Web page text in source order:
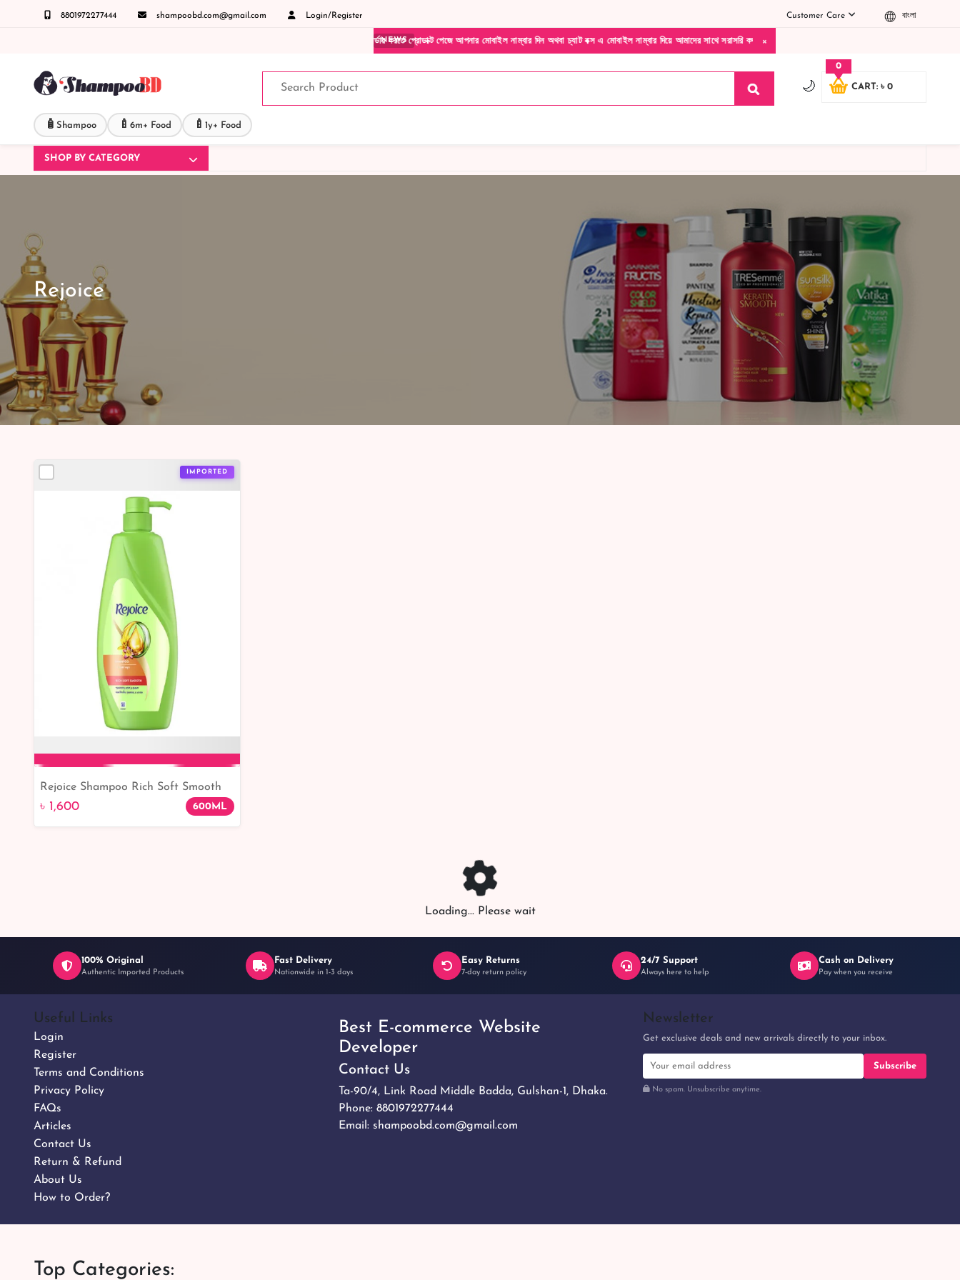
8801972277444 shampoobd.com@gmail.com Login/Register বাংলা
Customer Care
×
NEWS
ডেলিভারী সংক্রান্ত যেকোনো জিজ্ঞাসায় কল করুনঃ ( IMO + Whatsapp ) +8801972277444 সহজে অর্ডার করতে প্রোডাক্ট পেজে আপনার মোবাইল নাম্বার দিন অথবা চ্যাট বক্স এ মোবাইল নাম্বার দিয়ে আমাদের সাথে সরাসরি কথা বলুন| আমাদের যেকোনো পণ্য হাতে নিয়ে দেখে টাকা দিবেন
🌙 CART: ৳ 0
0
🧴 Shampoo 🍼 6m+ Food 🍼 1y+ Food
SHOP BY CATEGORY
Rejoice
IMPORTED
Add to Cart
Rejoice Shampoo Rich Soft Smooth
৳ 1,600 600ML
Loading... Please wait
100% Original
Authentic Imported Products
Fast Delivery
Nationwide in 1-3 days
Easy Returns
7-day return policy
24/7 Support
Always here to help
Cash on Delivery
Pay when you receive
Useful Links
Login
Register
Terms and Conditions
Privacy Policy
FAQs
Articles
Contact Us
Return & Refund
About Us
How to Order?
Best E-commerce Website
Developer
Contact Us
Ta-90/4, Link Road Middle Badda, Gulshan-1, Dhaka.
Phone: 8801972277444
Email: shampoobd.com@gmail.com
Newsletter
Get exclusive deals and new arrivals directly to your inbox.
Subscribe
No spam. Unsubscribe anytime.
Top Categories: